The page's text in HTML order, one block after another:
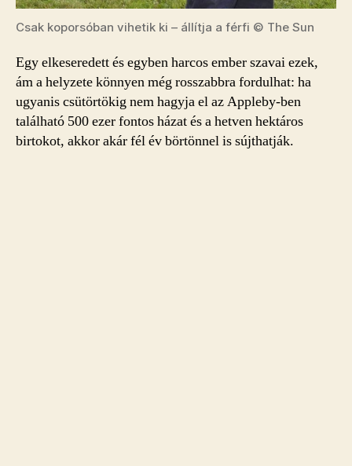
Csak koporsóban vihetik ki – állítja a férfi © The Sun
Egy elkeseredett és egyben harcos ember szavai ezek,
ám a helyzete könnyen még rosszabbra fordulhat: ha
ugyanis csütörtökig nem hagyja el az Appleby-ben
található 500 ezer fontos házat és a hetven hektáros
birtokot, akkor akár fél év börtönnel is sújthatják.